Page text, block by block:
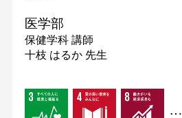
医学部
保健学科 講師
十枝 はるか 先生
…